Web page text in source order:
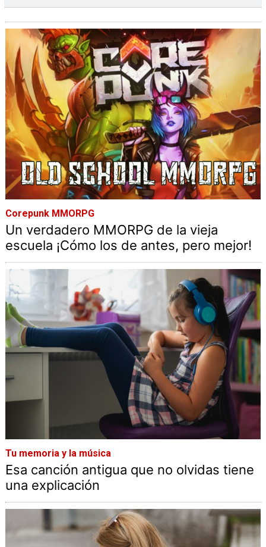
Corepunk MMORPG
Un verdadero MMORPG de la vieja
escuela ¡Cómo los de antes, pero mejor!
Tu memoria y la música
Esa canción antigua que no olvidas tiene
una explicación